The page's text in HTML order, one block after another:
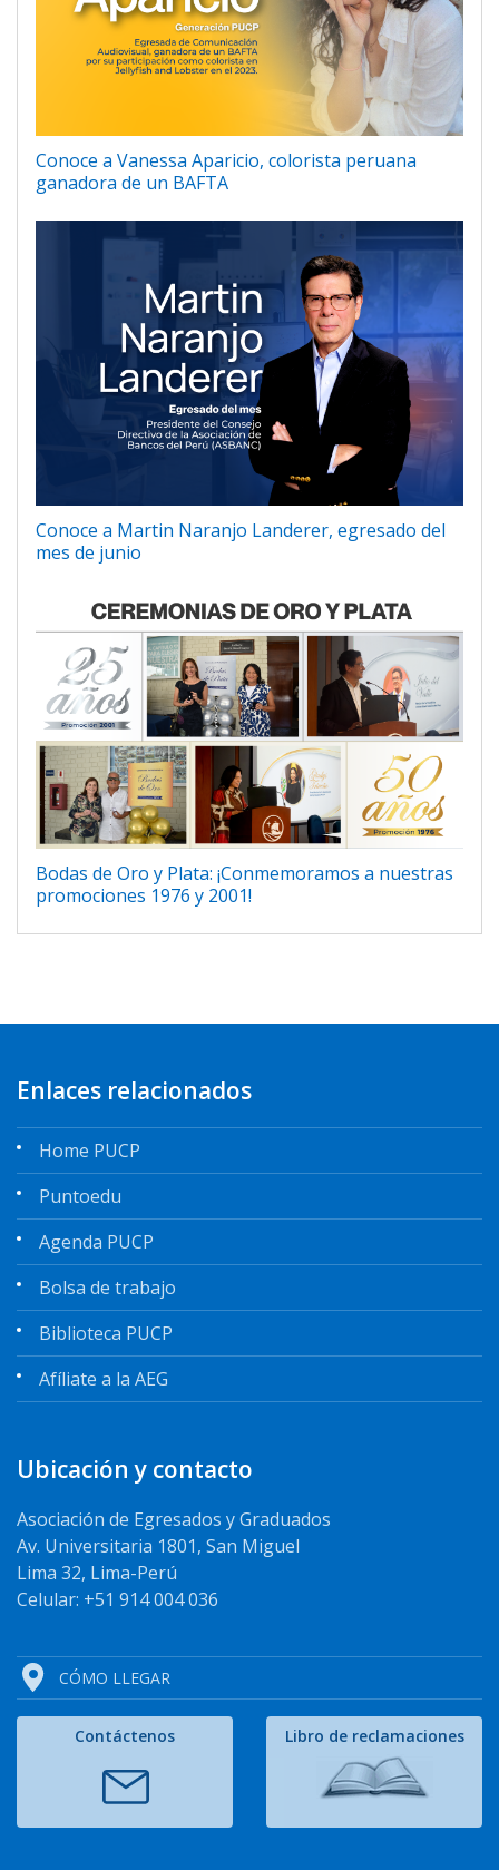
Conoce a Vanessa Aparicio, colorista peruana
ganadora de un BAFTA
Conoce a Martin Naranjo Landerer, egresado del
mes de junio
Bodas de Oro y Plata: ¡Conmemoramos a nuestras
promociones 1976 y 2001!
Enlaces relacionados
Home PUCP
Puntoedu
Agenda PUCP
Bolsa de trabajo
Biblioteca PUCP
Afíliate a la AEG
Ubicación y contacto
Asociación de Egresados y Graduados
Av. Universitaria 1801, San Miguel
Lima 32, Lima-Perú
Celular: +51 914 004 036
CÓMO LLEGAR
Contáctenos Libro de reclamaciones